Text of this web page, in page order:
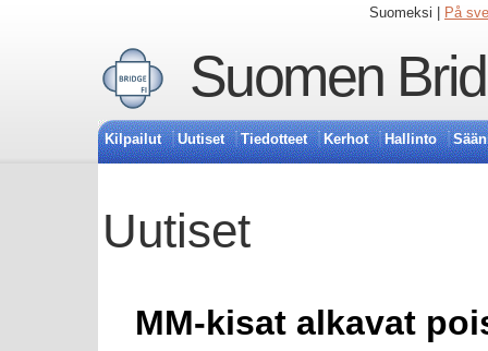
Suomeksi | På
Suomen
Kilpailut Uutiset Tiedotteet Kerhot Hallinto
Uutiset
MM-kisat alkavat